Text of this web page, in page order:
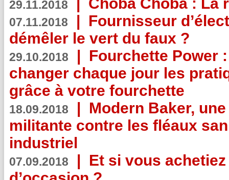
29.11.2018
07.11.2018 | Fournisseur
démêler le vert du faux ?
29.10.2018 | Fourchette Power
changer chaque jour les
grâce à votre fourchette
18.09.2018 | Modern Baker,
militante contre les fléaux
industriel
07.09.2018 | Et si vous